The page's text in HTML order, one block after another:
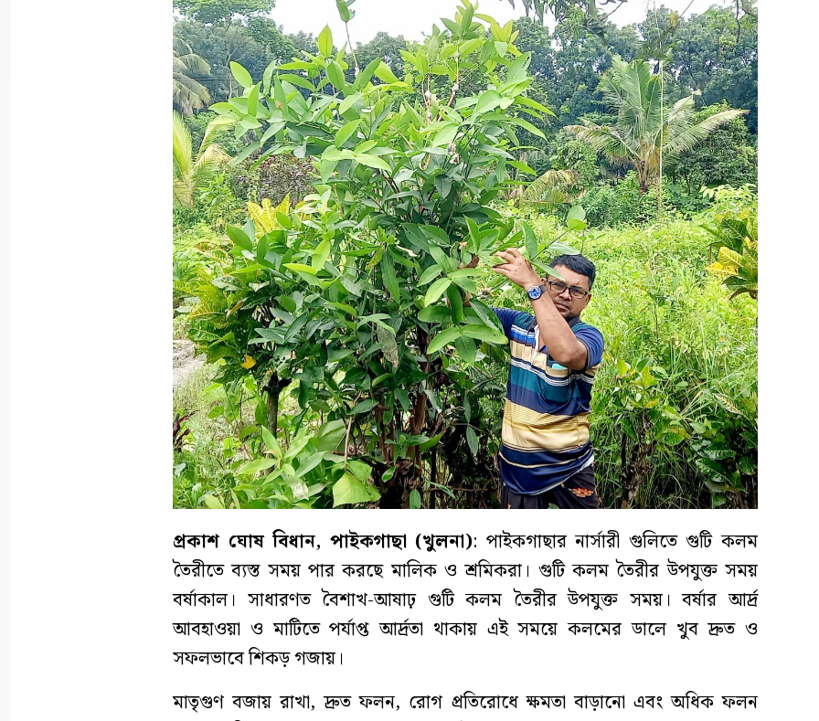
প্রকাশ ঘোষ বিধান, পাইকগাছা (খুলনা): পাইকগাছার নার্সারী গুলিতে গুটি কলম
তৈরীতে ব্যস্ত সময় পার করছে মালিক ও শ্রমিকরা। গুটি কলম তৈরীর উপযুক্ত সময়
বর্ষাকাল। সাধারণত বৈশাখ-আষাঢ় গুটি কলম তৈরীর উপযুক্ত সময়। বর্ষার আর্দ্র
আবহাওয়া ও মাটিতে পর্যাপ্ত আর্দ্রতা থাকায় এই সময়ে কলমের ডালে খুব দ্রুত ও
সফলভাবে শিকড় গজায়।
মাতৃগুণ বজায় রাখা, দ্রুত ফলন, রোগ প্রতিরোধে ক্ষমতা বাড়ানো এবং অধিক ফলন